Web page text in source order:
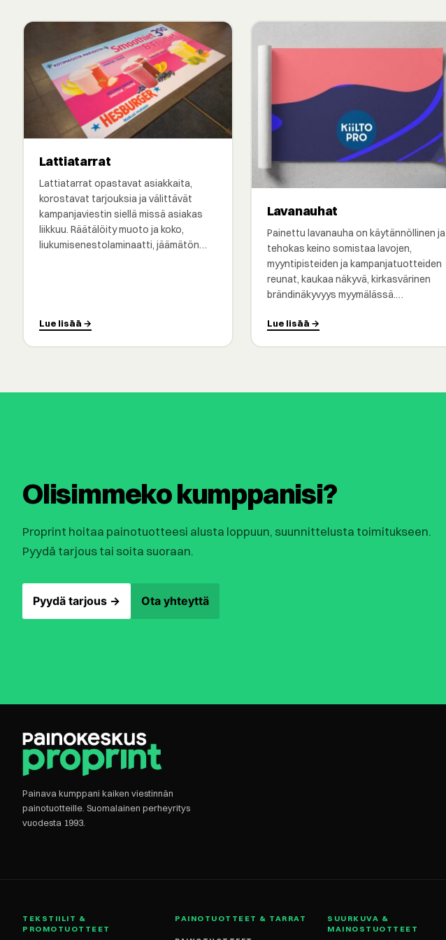
Lattiatarrat
Lattiatarrat opastavat asiakkaita,
korostavat tarjouksia ja välittävät
kampanjaviestin siellä missä asiakas
liikkuu. Räätälöity muoto ja koko,
liukumisenestolaminaatti, jäämätön…
Lue lisää →
Lavanauhat
Painettu lavanauha on käytännöllinen ja
tehokas keino somistaa lavojen,
myyntipisteiden ja kampanjatuotteiden
reunat, kaukaa näkyvä, kirkasvärinen
brändinäkyvyys myymälässä.…
Lue lisää →
Olisimmeko kumppanisi?
Proprint hoitaa painotuotteesi alusta loppuun, suunnittelusta toimitukseen.
Pyydä tarjous tai soita suoraan.
Pyydä tarjous → Ota yhteyttä
Painava kumppani kaiken viestinnän
painotuotteille. Suomalainen perheyritys
vuodesta 1993.
TEKSTIILIT &
PROMOTUOTTEET
PAINOTUOTTEET & TARRAT
SUURKUVA &
MAINOSTUOTTEET